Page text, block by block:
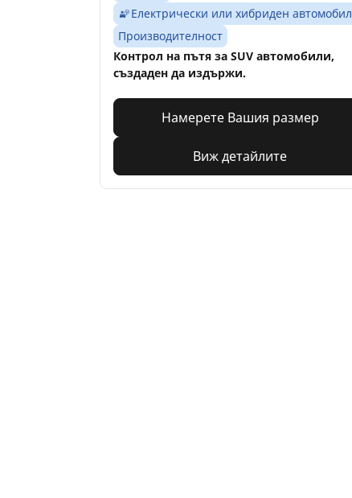
Електрически или хибриден автомобил
Производителност
Контрол на пътя за SUV автомобили,
създаден да издържи.
Намерете Вашия размер
Виж детайлите